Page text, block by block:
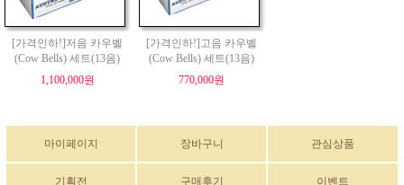
[가격인하!]저음 카우벨
(Cow Bells) 세트(13음)
1,100,000원
[가격인하!]고음 카우벨
(Cow Bells) 세트(13음)
770,000원
마이페이지 장바구니 관심상품
기획전 구매후기 이벤트